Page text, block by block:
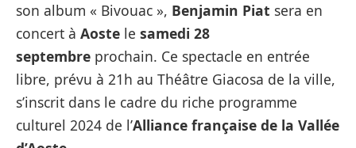
son album « Bivouac », Benjamin Piat sera en
concert à Aoste le samedi 28
septembre prochain. Ce spectacle en entrée
libre, prévu à 21h au Théâtre Giacosa de la ville,
s’inscrit dans le cadre du riche programme
culturel 2024 de l’Alliance française de la Vallée